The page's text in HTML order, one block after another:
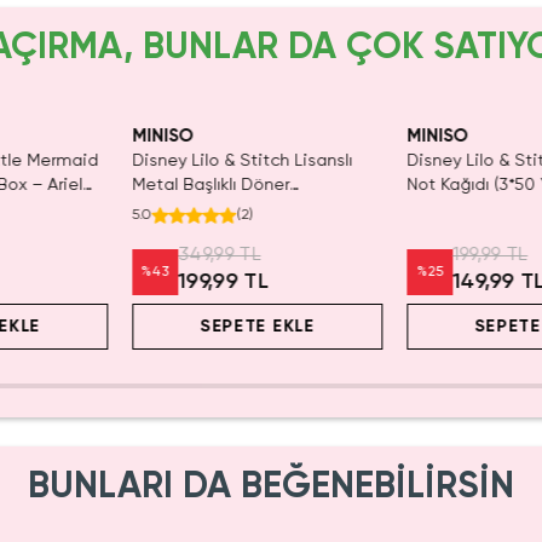
BUNLAR DA ÇOK
Lisanslı
MINISO
Disney Lilo & Stitch Lisanslı
Not Kağıdı (3*50 Yaprak, Angel)
%25
199,99 TL
149,99 TL
SEPETE EKLE
MINISO
Disney Lisanslı
Makyaj ve
1.399,99 TL
BUNLARI DA BEĞENEBİLİRSİN